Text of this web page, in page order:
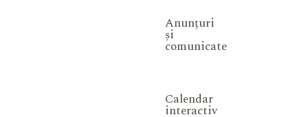
Anunțuri
și
comunicate
Calendar
interactiv